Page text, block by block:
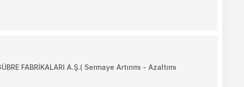
FABRİKALARI A.Ş.( Sermaye Artırımı - Azaltımı